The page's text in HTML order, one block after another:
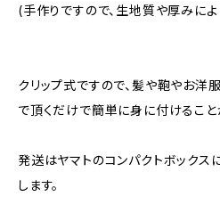
(手作りですので、生地質や厚みに
クリップ式ですので、髪や鞄やお洋
で頂くだけで簡単に身に付けること
発送はヤマトのコンパクトボックス
します。